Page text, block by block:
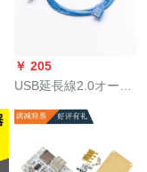
￥ 205
USB延長線2.0オース
て、デタ線の接続線
をダブルマット1.5 m
2、10オースとマス2